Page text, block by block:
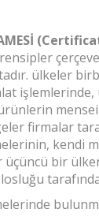
ülkeler
firmalar
kendi
üçüncü bir